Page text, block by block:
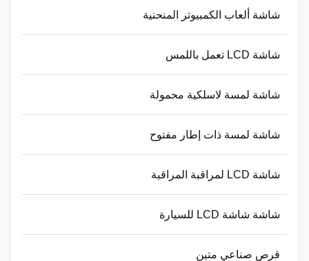
شاشة ألعاب الكمبيوتر المنحنية
شاشة LCD تعمل باللمس
شاشة لمسة لاسلكية محمولة
شاشة لمسة ذات إطار مفتوح
شاشة LCD لمراقبة المراقبة
شاشة شاشة LCD للسيارة
قرص صناعي متين